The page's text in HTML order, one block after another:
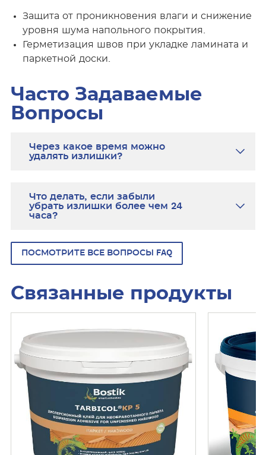
Защита от проникновения влаги и снижение
уровня шума напольного покрытия.
Герметизация швов при укладке ламината и
паркетной доски.
Часто Задаваемые
Вопросы
Через какое время можно
удалять излишки?
Что делать, если забыли
убрать излишки более чем 24
часа?
ПОСМОТРИТЕ ВСЕ ВОПРОСЫ FAQ
Связанные продукты
А
А
Ь